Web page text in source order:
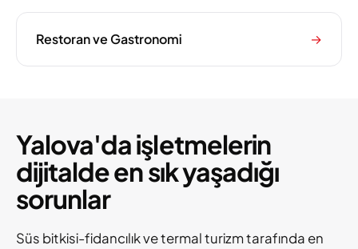
Restoran ve Gastronomi →
Yalova'da işletmelerin
dijitalde en sık yaşadığı
sorunlar
Süs bitkisi-fidancılık ve termal turizm tarafında en